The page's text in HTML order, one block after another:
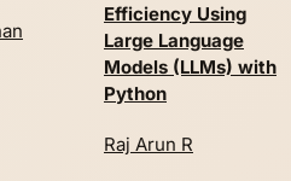
Efficiency Using
Large Language
Models (LLMs) with
Python
Raj Arun R